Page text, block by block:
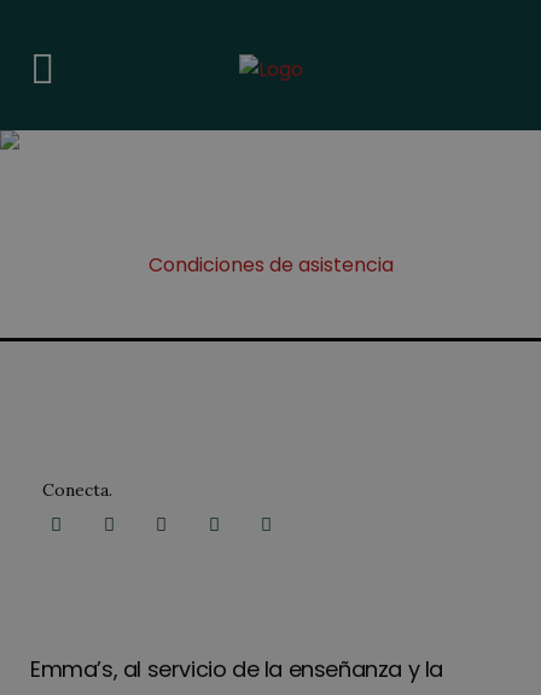
Condiciones de asistencia
Conecta.
Emma’s, al servicio de la enseñanza y la